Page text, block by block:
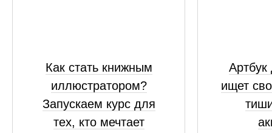
Как стать книжным
иллюстратором?
Запускаем курс для
тех, кто мечтает
Артбук
ищет